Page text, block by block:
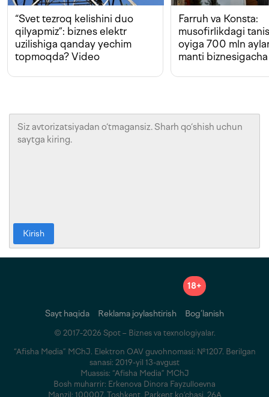
“Svet tezroq kelishini duo
qilyapmiz”: biznes elektr
uzilishiga qanday yechim
topmoqda? Video
Farruh va Konsta:
musofirlikdagi
oyiga 700 mln
manti biznesigacha
Kirish
18+
Sayt haqida Reklama joylashtirish Bog‘lanish
© 2017-2026 Spot – Biznes va texnologiyalar.
“Afisha Media” MChJ. Elektron OAV guvohnomasi: №1207. Berilgan
sanasi: 2019-yil 13-avgust
Muassis: “Afisha Media” MChJ
Bosh muharrir: Erkenova Dinora Fayzulloevna
Manzil: 100007, Toshkent, Parkent ko‘chasi, 26A